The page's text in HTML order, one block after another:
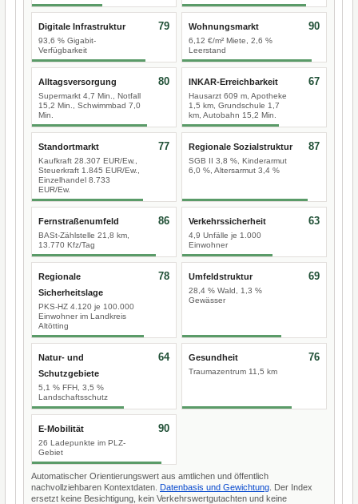
Digitale Infrastruktur
93,6 % Gigabit-
Verfügbarkeit
79 Wohnungsmarkt
6,12 €/m² Miete, 2,6 %
Leerstand
90
Alltagsversorgung
Supermarkt 4,7 Min., Notfall
15,2 Min., Schwimmbad 7,0
Min.
80 INKAR-Erreichbarkeit
Hausarzt 609 m, Apotheke
1,5 km, Grundschule 1,7
km, Autobahn 15,2 Min.
67
Standortmarkt
Kaufkraft 28.307 EUR/Ew.,
Steuerkraft 1.845 EUR/Ew.,
Einzelhandel 8.733
EUR/Ew.
77 Regionale Sozialstruktur
SGB II 3,8 %, Kinderarmut
6,0 %, Altersarmut 3,4 %
87
Fernstraßenumfeld
BASt-Zählstelle 21,8 km,
13.770 Kfz/Tag
86 Verkehrssicherheit
4,9 Unfälle je 1.000
Einwohner
63
Regionale
Sicherheitslage
PKS-HZ 4.120 je 100.000
Einwohner im Landkreis
Altötting
78 Umfeldstruktur
28,4 % Wald, 1,3 %
Gewässer
69
Natur- und
Schutzgebiete
5,1 % FFH, 3,5 %
Landschaftsschutz
64 Gesundheit
Traumazentrum 11,5 km
76
E-Mobilität
26 Ladepunkte im PLZ-
Gebiet
90
Automatischer Orientierungswert aus amtlichen und öffentlich
nachvollziehbaren Kontextdaten. Datenbasis und Gewichtung . Der Index
ersetzt keine Besichtigung, kein Verkehrswertgutachten und keine